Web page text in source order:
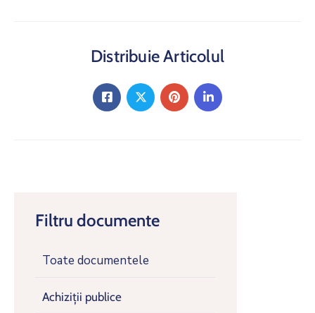
Filtru documente
Toate documentele
Achiziții publice
Distribuie Articolul